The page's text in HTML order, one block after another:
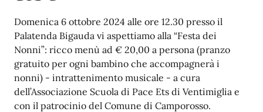
Domenica 6 ottobre 2024 alle ore 12.30 presso il
Palatenda Bigauda vi aspettiamo alla “Festa dei
Nonni”: ricco menù ad € 20,00 a persona (pranzo
gratuito per ogni bambino che accompagnerà i
nonni) - intrattenimento musicale - a cura
dell’Associazione Scuola di Pace Ets di Ventimiglia e
con il patrocinio del Comune di Camporosso.